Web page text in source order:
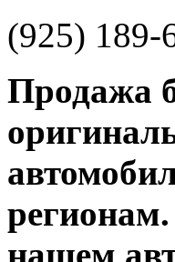
(925) 189-
Продажа
нашем